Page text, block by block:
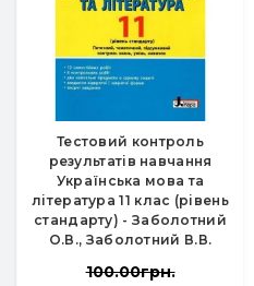
Тестовий контроль
результатів навчання
Українська мова та
література 11 клас (рівень
стандарту) - Заболотний
О.В., Заболотний В.В.
100.00грн.